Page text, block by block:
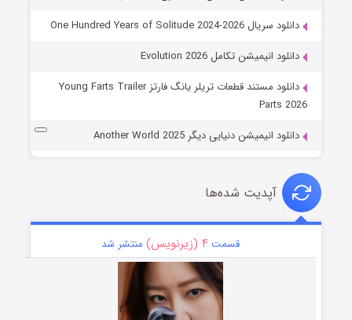
دانلود سریال One Hundred Years of Solitude 2024-2026
دانلود انیمیشن تکامل Evolution 2026
دانلود مستند قطعات تریلر یانگ فارتز Young Farts Trailer
Parts 2026
دانلود انیمیشن دنیایی دیگر Another World 2025
آپدیت شده‌ها
قسمت۴ (زیرنویس) منتشر شد